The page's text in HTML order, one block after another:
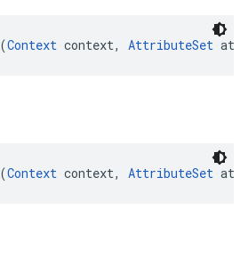
(Context context, AttributeSet
(Context context, AttributeSet